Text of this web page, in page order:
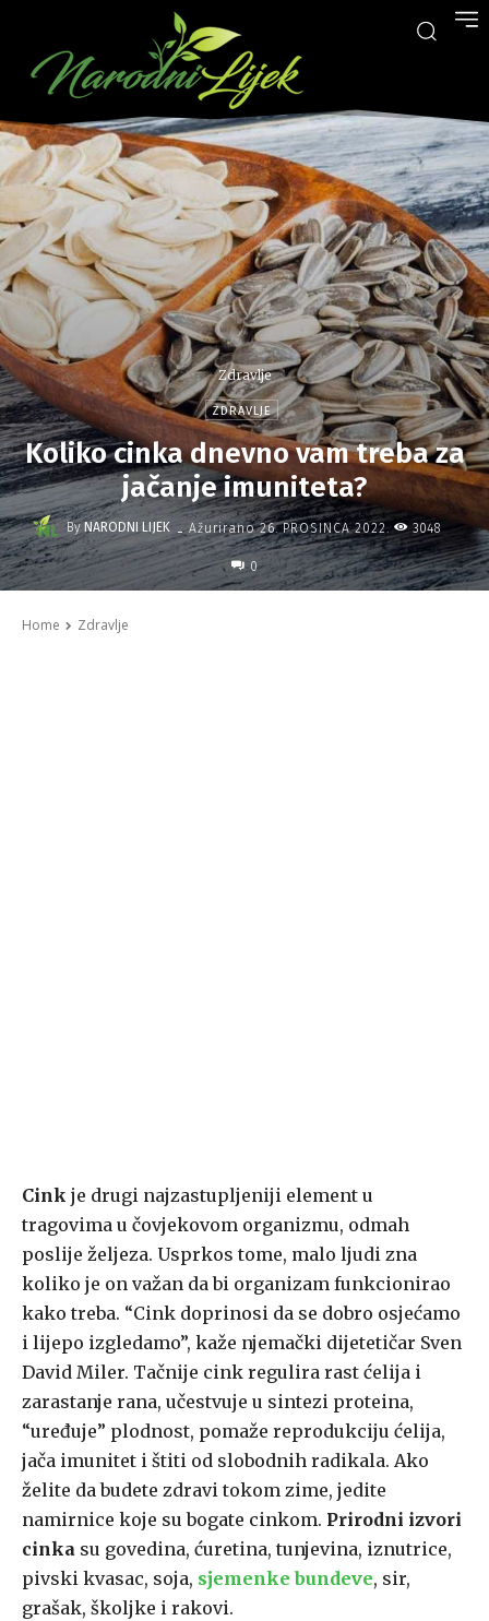
Zdravlje
ZDRAVLJE
Koliko cinka dnevno vam treba za
jačanje imuniteta?
By NARODNI LIJEK - Ažurirano 26. PROSINCA 2022. 3048
0
Home Zdravlje
Cink je drugi najzastupljeniji element u
tragovima u čovjekovom organizmu, odmah
poslije željeza. Usprkos tome, malo ljudi zna
koliko je on važan da bi organizam funkcionirao
kako treba. “Cink doprinosi da se dobro osjećamo
i lijepo izgledamo”, kaže njemački dijetetičar Sven
David Miler. Tačnije cink regulira rast ćelija i
zarastanje rana, učestvuje u sintezi proteina,
“uređuje” plodnost, pomaže reprodukciju ćelija,
jača imunitet i štiti od slobodnih radikala. Ako
želite da budete zdravi tokom zime, jedite
namirnice koje su bogate cinkom. Prirodni izvori
cinka su govedina, ćuretina, tunjevina, iznutrice,
pivski kvasac, soja, sjemenke bundeve, sir,
grašak, školjke i rakovi.